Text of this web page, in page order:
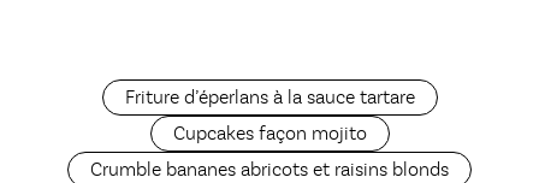
Friture d’éperlans à la sauce tartare
Cupcakes façon mojito
Crumble bananes abricots et raisins blonds